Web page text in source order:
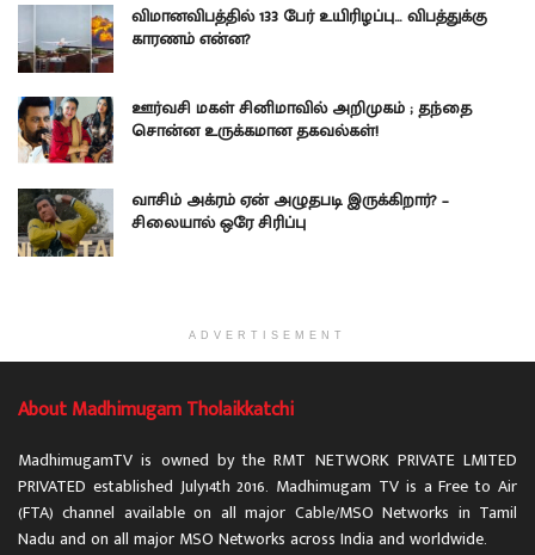
விமானவிபத்தில் 133 பேர் உயிரிழப்பு… விபத்துக்கு
காரணம் என்ன?
ஊர்வசி மகள் சினிமாவில் அறிமுகம் ; தந்தை
சொன்ன உருக்கமான தகவல்கள்!
வாசிம் அக்ரம் ஏன் அழுதபடி இருக்கிறார்? –
சிலையால் ஒரே சிரிப்பு
ADVERTISEMENT
About Madhimugam Tholaikkatchi
MadhimugamTV is owned by the RMT NETWORK PRIVATE LMITED
PRIVATED established July14th 2016. Madhimugam TV is a Free to Air
(FTA) channel available on all major Cable/MSO Networks in Tamil
Nadu and on all major MSO Networks across India and worldwide.